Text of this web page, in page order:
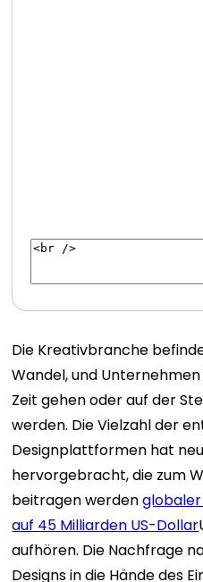
Die Kreativbranche
Wandel, und
Zeit gehen oder auf der
werden. Die Vielzahl der
Designplattformen hat
hervorgebracht, die zum
beitragen werden
auf 45 Milliarden US-Dollar
aufhören. Die Nachfrage
Designs in die Hände des